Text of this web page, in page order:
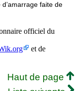
faite de
officiel du
et de
Haut de page